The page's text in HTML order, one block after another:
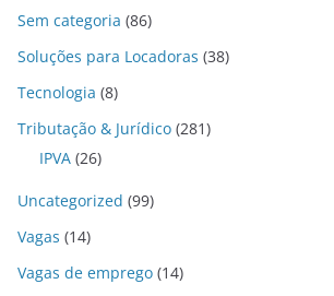
Sem categoria (86)
Soluções para Locadoras (38)
Tecnologia (8)
Tributação & Jurídico (281)
IPVA (26)
Uncategorized (99)
Vagas (14)
Vagas de emprego (14)